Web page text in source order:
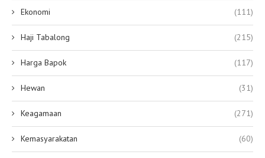
Ekonomi (111)
Haji Tabalong (215)
Harga Bapok (117)
Hewan (31)
Keagamaan (271)
Kemasyarakatan (60)